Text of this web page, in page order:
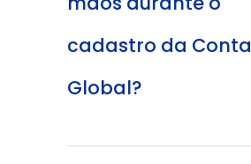
cadastro da Conta
Global?